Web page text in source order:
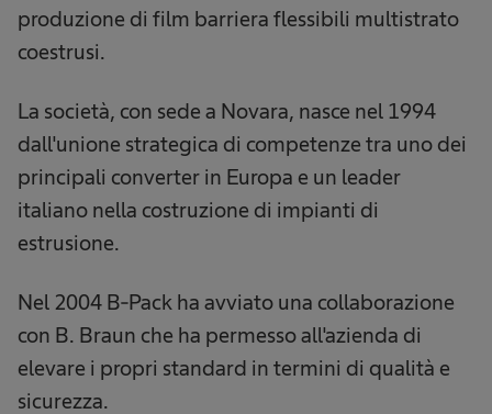
produzione di film barriera flessibili multistrato
coestrusi.
La società, con sede a Novara, nasce nel 1994
dall'unione strategica di competenze tra uno dei
principali converter in Europa e un leader
italiano nella costruzione di impianti di
estrusione.
Nel 2004 B-Pack ha avviato una collaborazione
con B. Braun che ha permesso all'azienda di
elevare i propri standard in termini di qualità e
sicurezza.